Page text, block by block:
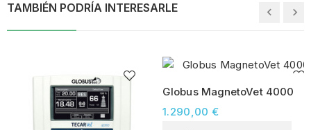
TAMBIÉN PODRÍA INTERESARLE
Globus MagnetoVet 4000
1.290,00 €